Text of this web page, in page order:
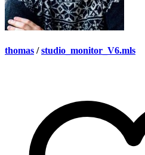
thomas / studio_monitor_V6.mls